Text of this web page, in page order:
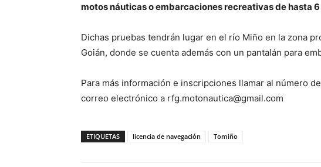
motos náuticas o embarcaciones recreativas de hasta
Dichas pruebas tendrán lugar en el río Miño en la zona
Goián, donde se cuenta además con un pantalán para
Para más información e inscripciones llamar al número
correo electrónico a rfg.motonautica@gmail.com
ETIQUETAS licencia de navegación Tomiño